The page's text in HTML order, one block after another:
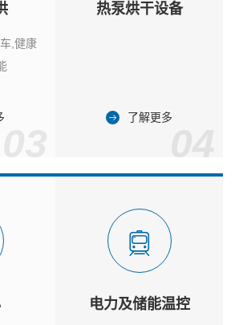
热泵烘干设备
了解更多
电力及储能温控